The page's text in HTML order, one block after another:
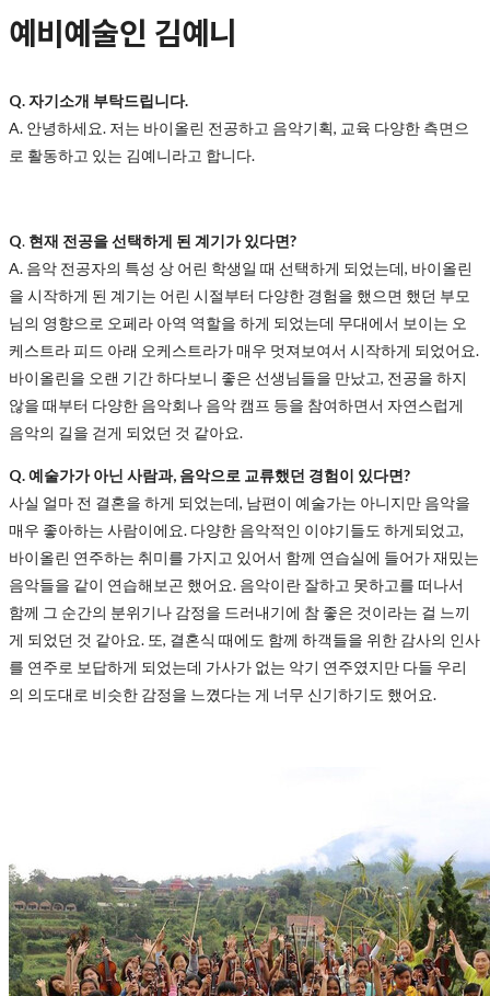
예비예술인 김예니
Q. 자기소개 부탁드립니다.
A. 안녕하세요. 저는 바이올린 전공하고 음악기획, 교육 다양한 측면으
로 활동하고 있는 김예니라고 합니다.
Q. 현재 전공을 선택하게 된 계기가 있다면?
A. 음악 전공자의 특성 상 어린 학생일 때 선택하게 되었는데, 바이올린
을 시작하게 된 계기는 어린 시절부터 다양한 경험을 했으면 했던 부모
님의 영향으로 오페라 아역 역할을 하게 되었는데 무대에서 보이는 오
케스트라 피드 아래 오케스트라가 매우 멋져보여서 시작하게 되었어요.
바이올린을 오랜 기간 하다보니 좋은 선생님들을 만났고, 전공을 하지
않을 때부터 다양한 음악회나 음악 캠프 등을 참여하면서 자연스럽게
음악의 길을 걷게 되었던 것 같아요.
Q. 예술가가 아닌 사람과, 음악으로 교류했던 경험이 있다면?
사실 얼마 전 결혼을 하게 되었는데, 남편이 예술가는 아니지만 음악을
매우 좋아하는 사람이에요. 다양한 음악적인 이야기들도 하게되었고,
바이올린 연주하는 취미를 가지고 있어서 함께 연습실에 들어가 재밌는
음악들을 같이 연습해보곤 했어요. 음악이란 잘하고 못하고를 떠나서
함께 그 순간의 분위기나 감정을 드러내기에 참 좋은 것이라는 걸 느끼
게 되었던 것 같아요. 또, 결혼식 때에도 함께 하객들을 위한 감사의 인사
를 연주로 보답하게 되었는데 가사가 없는 악기 연주였지만 다들 우리
의 의도대로 비슷한 감정을 느꼈다는 게 너무 신기하기도 했어요.